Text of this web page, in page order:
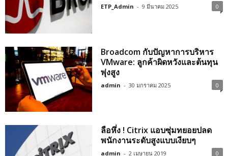
ETP_Admin - 9 มีนาคม 2025 0
Broadcom กับปัญหาการบริหาร
VMware: ลูกค้าผิดหวังและต้นทุน
พุ่งสูง
admin - 30 มกราคม 2025 0
ลือหึ่ง ! Citrix แอบซุ่มทยอยปลด
พนักงานระดับสูงแบบเงียบๆ
admin - 2 เมษายน 2019 0